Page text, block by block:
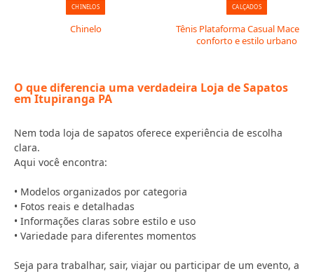
CHINELOS
Chinelo
CALÇADOS
Tênis Plataforma Casual
conforto e estilo urbano
O que diferencia uma verdadeira Loja de Sapatos
em Itupiranga PA
Nem toda loja de sapatos oferece experiência de escolha
clara.
Aqui você encontra:
• Modelos organizados por categoria
• Fotos reais e detalhadas
• Informações claras sobre estilo e uso
• Variedade para diferentes momentos
Seja para trabalhar, sair, viajar ou participar de um evento, a